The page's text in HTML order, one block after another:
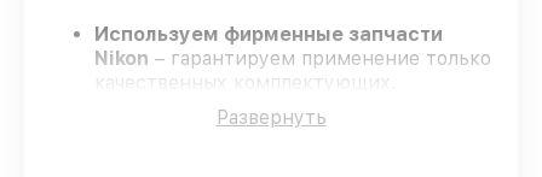
Используем фирменные запчасти
Nikon – гарантируем применение только
качественных комплектующих.
Квалифицированные специалисты
проходят строгий отбор, что
Развернуть